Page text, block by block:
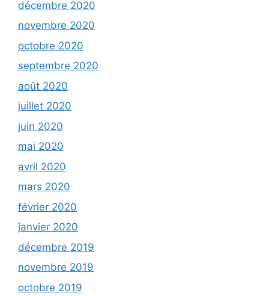
décembre 2020
novembre 2020
octobre 2020
septembre 2020
août 2020
juillet 2020
juin 2020
mai 2020
avril 2020
mars 2020
février 2020
janvier 2020
décembre 2019
novembre 2019
octobre 2019